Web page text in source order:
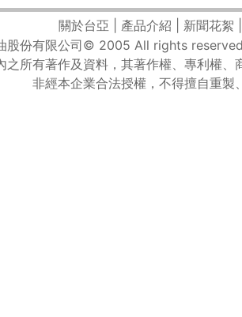
關於台亞 產品介紹 新聞花絮
股份有限公司© 2005 All rights
之所有著作及資料，其著作權、專利權
非經本企業合法授權，不得擅自重